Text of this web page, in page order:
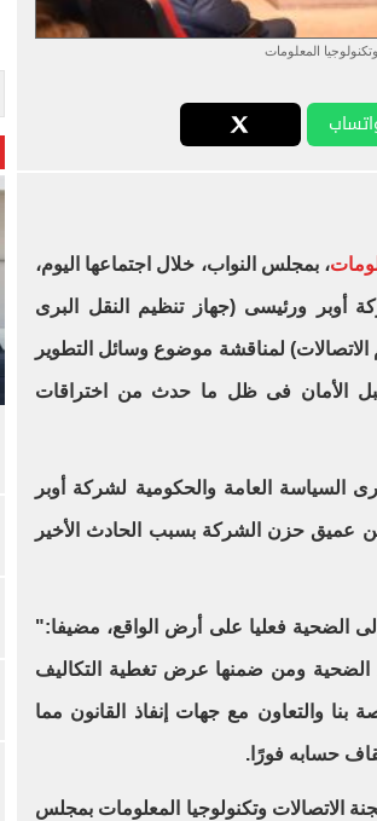
المعلومات
، بمجلس النواب، خلال اجتماعها اليوم،
أوبر ورئيسى (جهاز تنظيم النقل البرى
الاتصالات) لمناقشة موضوع وسائل التطوير
سبل الأمان فى ظل ما حدث من اختراقات
السياسة العامة والحكومية لشركة أوبر
عميق حزن الشركة بسبب الحادث الأخير
الضحية فعليا على أرض الواقع، مضيفا:"
الضحية ومن ضمنها عرض تغطية التكاليف
بنا والتعاون مع جهات إنفاذ القانون مما
حسابه فورًا.
الاتصالات وتكنولوجيا المعلومات بمجلس